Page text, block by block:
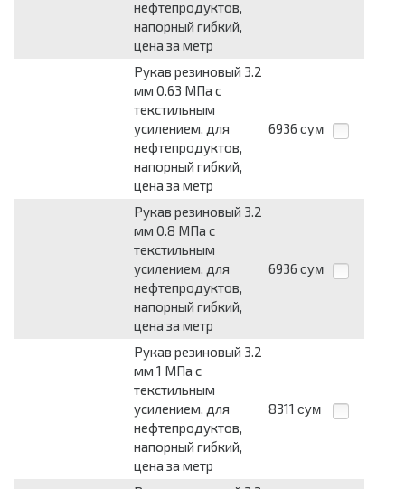
нефтепродуктов,
напорный гибкий,
цена за метр
Рукав резиновый 3.2
мм 0.63 МПа с
текстильным
усилением, для
нефтепродуктов,
напорный гибкий,
цена за метр
6936 сум
Рукав резиновый 3.2
мм 0.8 МПа с
текстильным
усилением, для
нефтепродуктов,
напорный гибкий,
цена за метр
6936 сум
Рукав резиновый 3.2
мм 1 МПа с
текстильным
усилением, для
нефтепродуктов,
напорный гибкий,
цена за метр
8311 сум